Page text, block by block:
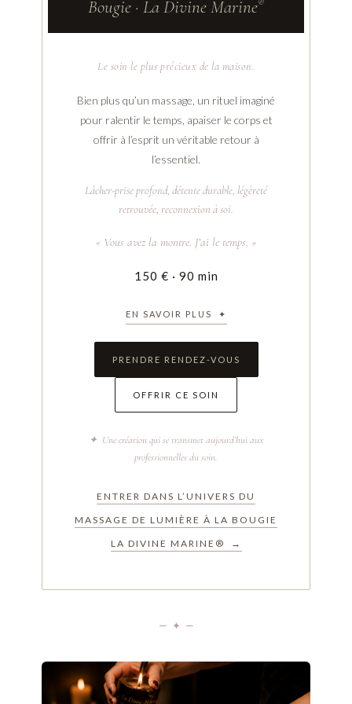
Bougie · La Divine Marine®
Le soin le plus précieux de la maison.
Bien plus qu’un massage, un rituel imaginé
pour ralentir le temps, apaiser le corps et
offrir à l’esprit un véritable retour à
l’essentiel.
Lâcher-prise profond, détente durable, légèreté
retrouvée, reconnexion à soi.
« Vous avez la montre. J’ai le temps. »
150 € · 90 min
EN SAVOIR PLUS ✦
PRENDRE RENDEZ-VOUS
OFFRIR CE SOIN
✦ Une création qui se transmet aujourd’hui aux
professionnelles du soin.
ENTRER DANS L’UNIVERS DU
MASSAGE DE LUMIÈRE À LA BOUGIE
LA DIVINE MARINE® →
— ✦ —
✦ LE SOIN